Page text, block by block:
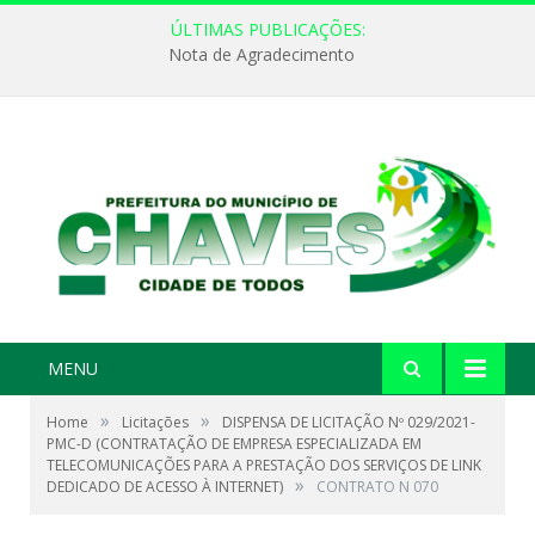
ÚLTIMAS PUBLICAÇÕES:
Nota de Agradecimento
MENU
Home » Licitações »
DISPENSA DE LICITAÇÃO Nº 029/2021-
PMC-D (CONTRATAÇÃO DE EMPRESA ESPECIALIZADA EM
TELECOMUNICAÇÕES PARA A PRESTAÇÃO DOS SERVIÇOS DE LINK
DEDICADO DE ACESSO À INTERNET) » CONTRATO N 070